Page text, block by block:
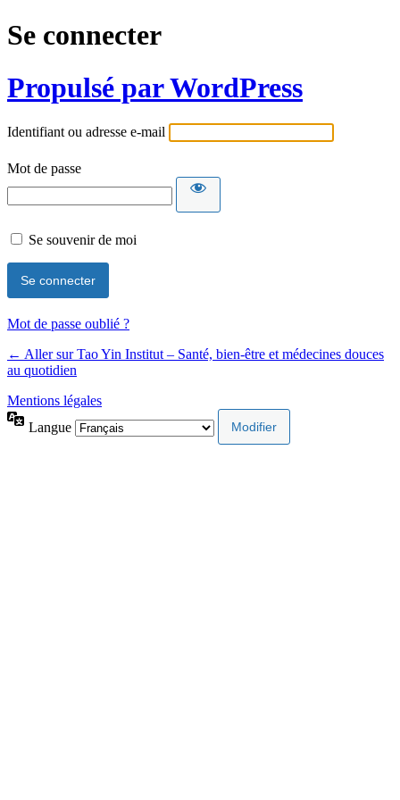
Se connecter
Propulsé par WordPress
Identifiant ou adresse e-mail
Mot de passe
Se souvenir de moi
Mot de passe oublié ?
← Aller sur Tao Yin Institut – Santé, bien-être et médecines douces
au quotidien
Mentions légales
Langue